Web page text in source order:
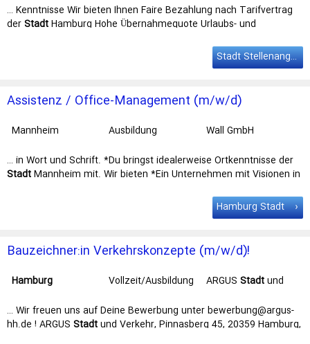
GmbH
… Kenntnisse Wir bieten Ihnen Faire Bezahlung nach Tarifvertrag
derStadtHamburg Hohe Übernahmequote Urlaubs- und
HamburgHohe
Übernahmequote Urlaubs- und Weihnachtsgeld HVV ProfiTicket
Stadt Stellenangebote
Assistenz / Office-Management (m/w/d)
Mannheim Ausbildung
Wall GmbH
Velten/Berlin
… in Wort und Schrift. *Du bringst idealerweise Ortkenntnisse der
StadtMannheim mit. Wir bieten *Ein Unternehmen mit Visionen in
, Köln und München. Deine Aufgaben
Hamburg Stadt
Bauzeichner:in Verkehrskonzepte (m/w/d)!
Hamburg Vollzeit/Ausbildung ARGUS Stadtund
… Wir freuen uns auf Deine Bewerbung unter bewerbung@argus-
hh.de ! ARGUS Stadtund Verkehr, Pinnasberg 45, 20359 Hamburg,